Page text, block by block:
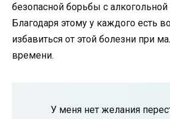
безопасной борьбы с
Благодаря этому у каждого есть
избавиться от этой болезни при
времени.
У меня нет желания